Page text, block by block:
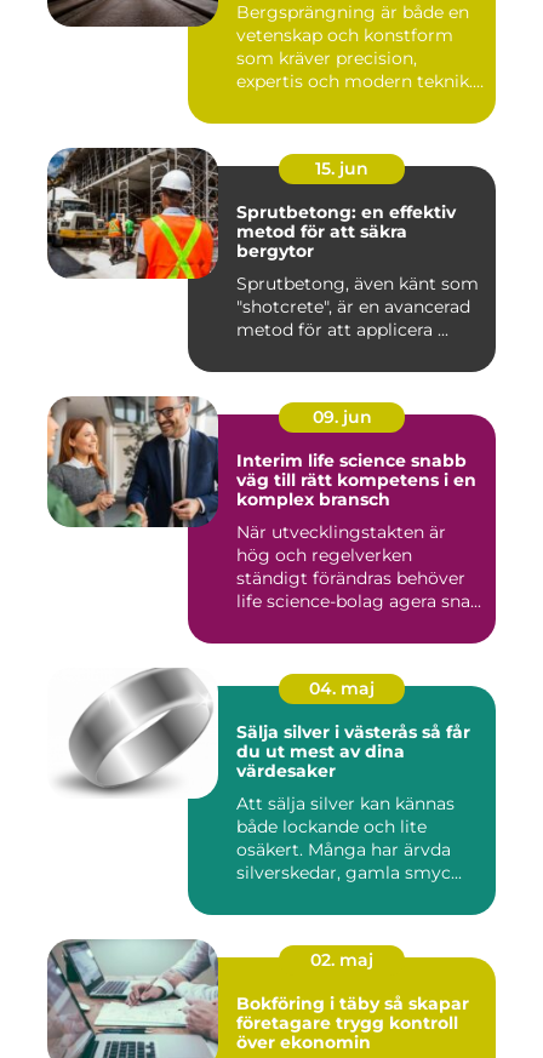
Bergsprängning är både en
vetenskap och konstform
som kräver precision,
expertis och modern teknik.
15. jun
Sprutbetong: en effektiv
metod för att säkra
bergytor
Sprutbetong, även känt som
"shotcrete", är en avancerad
metod för att applicera ...
09. jun
Interim life science snabb
väg till rätt kompetens i en
komplex bransch
När utvecklingstakten är
hög och regelverken
ständigt förändras behöver
life science-bolag agera sna...
04. maj
Sälja silver i västerås så får
du ut mest av dina
värdesaker
Att sälja silver kan kännas
både lockande och lite
osäkert. Många har ärvda
silverskedar, gamla smyc...
02. maj
Bokföring i täby så skapar
företagare trygg kontroll
över ekonomin